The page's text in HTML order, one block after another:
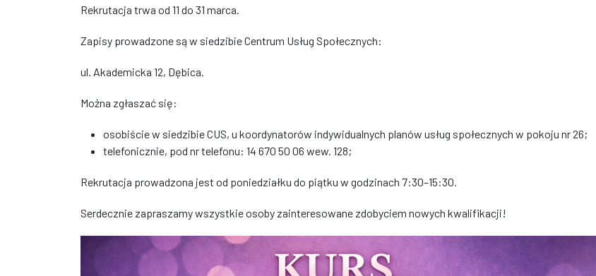
Rekrutacja trwa od 11 do 31 marca.
Zapisy prowadzone są w siedzibie Centrum Usług Społecznych:
ul. Akademicka 12, Dębica.
Można zgłaszać się:
osobiście w siedzibie CUS, u koordynatorów indywidualnych planów usług społecznych w pokoju nr 26;
telefonicznie, pod nr telefonu: 14 670 50 06 wew. 128;
Rekrutacja prowadzona jest od poniedziałku do piątku w godzinach 7:30–15:30.
Serdecznie zapraszamy wszystkie osoby zainteresowane zdobyciem nowych kwalifikacji!